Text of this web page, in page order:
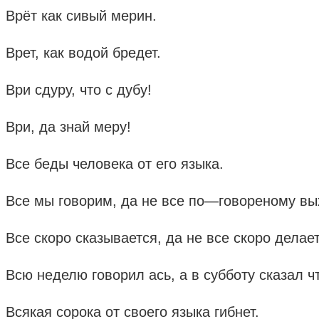
Врёт как сивый мерин.
Врет, как водой бредет.
Ври сдуру, что с дубу!
Ври, да знай меру!
Все беды человека от его языка.
Все мы говорим, да не все по—говореному
Все скоро сказывается, да не все скоро
Всю неделю говорил ась, а в субботу сказал
Всякая сорока от своего языка гибнет.